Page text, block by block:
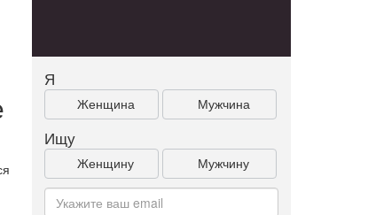
Я
Женщина Мужчина
Ищу
Женщину Мужчину